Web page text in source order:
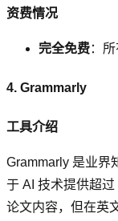
资费情况
完全免费：
4. Grammarly
工具介绍
Grammarly 是业界
于 AI 技术提供超
论文内容，但在英